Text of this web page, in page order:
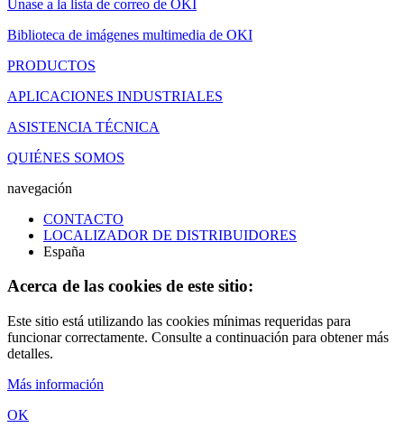
Únase a la lista de correo de OKI
Biblioteca de imágenes multimedia de OKI
PRODUCTOS
APLICACIONES INDUSTRIALES
ASISTENCIA TÉCNICA
QUIÉNES SOMOS
navegación
CONTACTO
LOCALIZADOR DE DISTRIBUIDORES
España
Acerca de las cookies de este sitio:
Este sitio está utilizando las cookies mínimas requeridas para
funcionar correctamente. Consulte a continuación para obtener más
detalles.
Más información
OK